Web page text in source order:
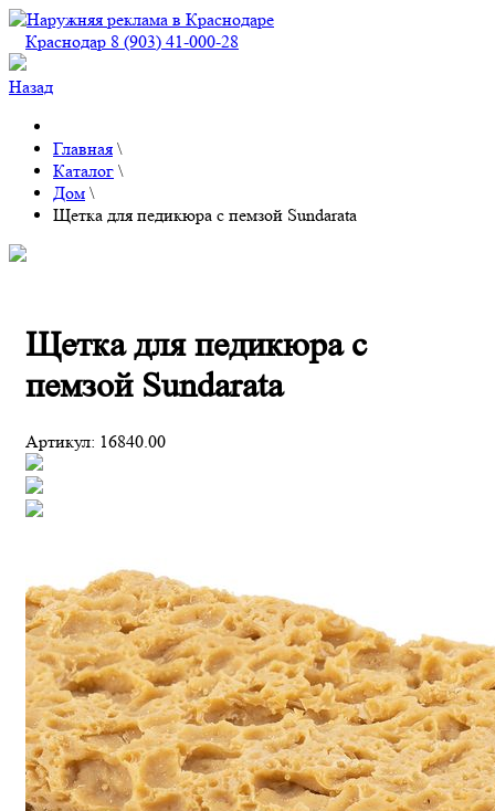
Краснодар 8 (903) 41-000-28
Назад
Главная \
Каталог \
Дом \
Щетка для педикюра с пемзой Sundarata
Щетка для педикюра с
пемзой Sundarata
Артикул: 16840.00